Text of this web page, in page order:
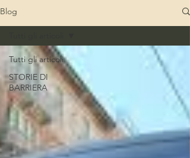
Blog
Tutti gli articoli
STORIE DI
BARRIERA